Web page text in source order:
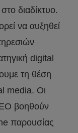
διαδίκτυο.
να αυξηθεί
digital
τη θέση
media. Οι
βοηθούν
παρουσίας